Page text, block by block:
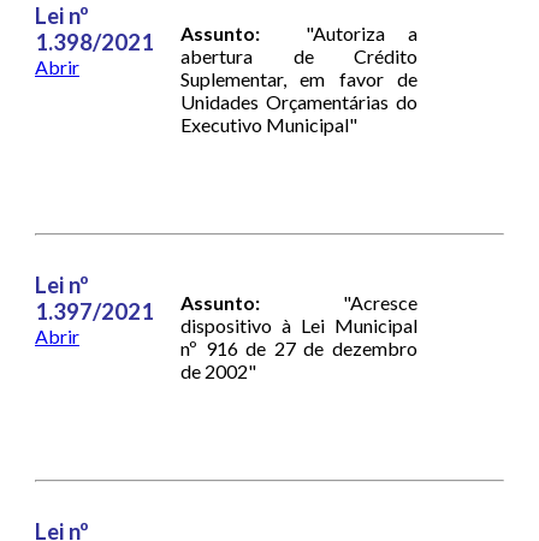
Lei nº
1.398/2021
Abrir
Assunto:
"Autoriza a
abertura de Crédito
Suplementar, em favor de
Unidades Orçamentárias do
Executivo Municipal"
Lei nº
1.397/2021
Abrir
Assunto:
"Acresce
dispositivo à Lei Municipal
nº 916 de 27 de dezembro
de 2002"
Lei nº